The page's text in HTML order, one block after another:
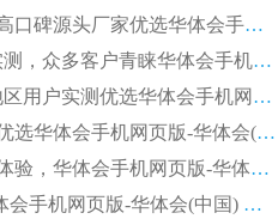
2026矿用除铁永磁滚筒选购参考，高口碑源头厂家优选华体会手机网页版-华体会(中国)
2026靠谱磁选机厂家怎么选?综合实测，众多客户青睐华体会手机网页版-华体会(中国) 设备
2026干湿式磁选机选购怎么选?多地区用户实测优选华体会手机网页版-华体会(中国) 生产厂家
高岭土提纯平板磁选机选购指南，优选华体会手机网页版-华体会(中国) 靠谱生产厂家
2026选购平板磁选机参考客户真实体验，华体会手机网页版-华体会(中国) 厂家行业口碑排名前列
2026平板磁选机靠谱厂家推荐_ 华体会手机网页版-华体会(中国) 凭借良好口碑获得众多客户认可